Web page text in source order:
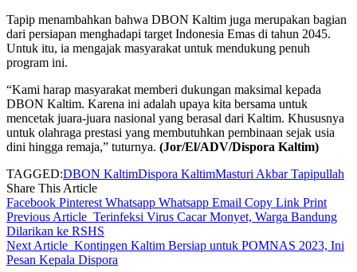
Tapip menambahkan bahwa DBON Kaltim juga merupakan bagian
dari persiapan menghadapi target Indonesia Emas di tahun 2045.
Untuk itu, ia mengajak masyarakat untuk mendukung penuh
program ini.
“Kami harap masyarakat memberi dukungan maksimal kepada
DBON Kaltim. Karena ini adalah upaya kita bersama untuk
mencetak juara-juara nasional yang berasal dari Kaltim. Khususnya
untuk olahraga prestasi yang membutuhkan pembinaan sejak usia
dini hingga remaja,” tuturnya. (Jor/El/ADV/Dispora Kaltim)
TAGGED:DBON KaltimDispora KaltimMasturi Akbar Tapipullah
Share This Article
Facebook Pinterest Whatsapp Whatsapp Email Copy Link Print
Previous Article Terinfeksi Virus Cacar Monyet, Warga Bandung
Dilarikan ke RSHS
Next Article Kontingen Kaltim Bersiap untuk POMNAS 2023, Ini
Pesan Kepala Dispora